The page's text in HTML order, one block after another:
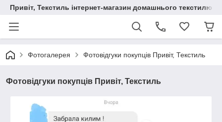
Привіт, Текстиль інтернет-магазин домашнього текстилю
Фотогалерея Фотовідгуки покупців Привіт, Текстиль
Фотовідгуки покупців Привіт, Текстиль